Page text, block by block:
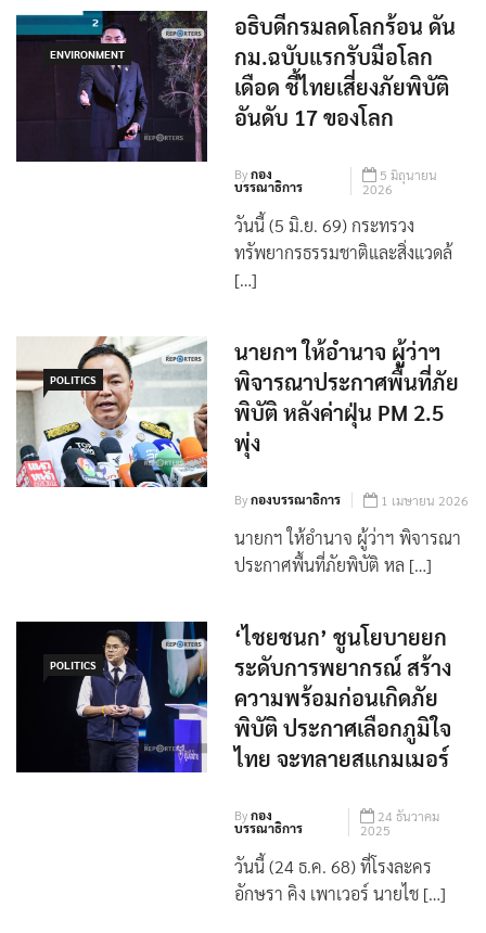
ENVIRONMENT
อธิบดีกรมลดโลกร้อน ดัน
กม.ฉบับแรกรับมือโลก
เดือด ชี้ไทยเสี่ยงภัยพิบัติ
อันดับ 17 ของโลก
Byกอง
บรรณาธิการ
5 มิถุนายน
2026
วันนี้ (5 มิ.ย. 69) กระทรวง
POLITICS
นายกฯ ให้อำนาจ ผู้ว่าฯ
พิจารณาประกาศพื้นที่ภัย
พิบัติ หลังค่าฝุ่น PM 2.5
พุ่ง
By กองบรรณาธิการ 1 เมษายน 2026
POLITICS
‘ไชยชนก’ ชูนโยบายยก
ระดับการพยากรณ์ สร้าง
ความพร้อมก่อนเกิดภัย
พิบัติ ประกาศเลือกภูมิใจ
ไทย จะทลายสแกมเมอร์
Byกอง
บรรณาธิการ
24 ธันวาคม
2025